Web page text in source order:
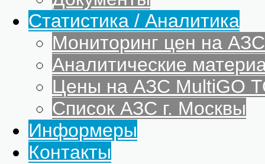
Статистика / Аналитика
Мониторинг цен на
Аналитические
Цены на АЗС MultiGO
Список АЗС г. Москвы
Информеры
Контакты